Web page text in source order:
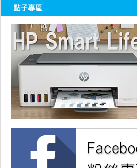
點子專區